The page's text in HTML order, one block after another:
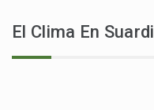
El Clima En Suardi